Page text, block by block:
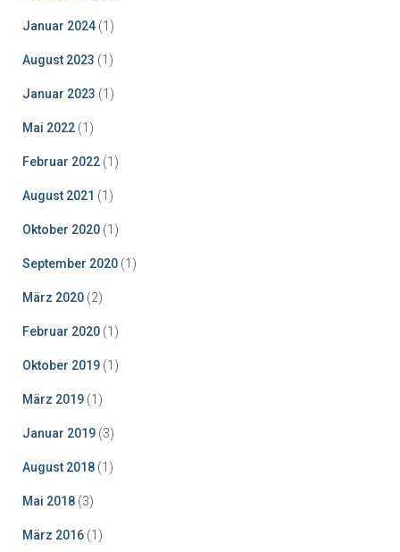
Januar 2024 (1)
August 2023 (1)
Januar 2023 (1)
Mai 2022 (1)
Februar 2022 (1)
August 2021 (1)
Oktober 2020 (1)
September 2020 (1)
März 2020 (2)
Februar 2020 (1)
Oktober 2019 (1)
März 2019 (1)
Januar 2019 (3)
August 2018 (1)
Mai 2018 (3)
März 2016 (1)